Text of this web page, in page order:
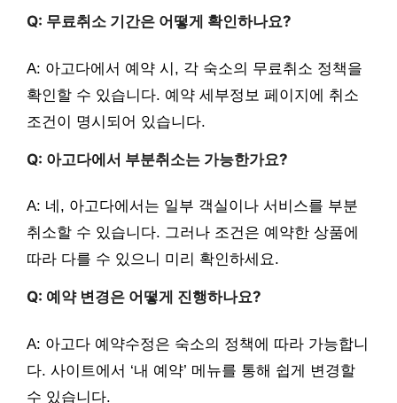
Q: 무료취소 기간은 어떻게 확인하나요?
A: 아고다에서 예약 시, 각 숙소의 무료취소 정책을
확인할 수 있습니다. 예약 세부정보 페이지에 취소
조건이 명시되어 있습니다.
Q: 아고다에서 부분취소는 가능한가요?
A: 네, 아고다에서는 일부 객실이나 서비스를 부분
취소할 수 있습니다. 그러나 조건은 예약한 상품에
따라 다를 수 있으니 미리 확인하세요.
Q: 예약 변경은 어떻게 진행하나요?
A: 아고다 예약수정은 숙소의 정책에 따라 가능합니
다. 사이트에서 ‘내 예약’ 메뉴를 통해 쉽게 변경할
수 있습니다.